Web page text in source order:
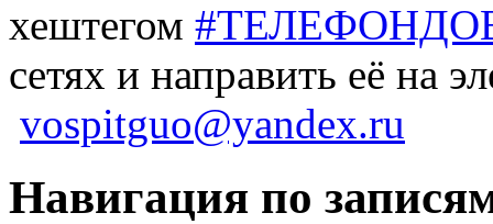
хештегом
сетях и направить её на
vospitguo@yandex.ru
Навигация по